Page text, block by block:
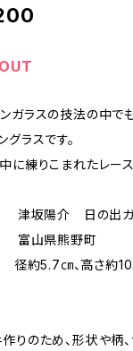
ガラスの技法の中で
グラスです。
に練りこまれたレー
津坂陽介 日の出ガ
富山県熊野町
径約5.7㎝、高さ約
りのため、形状や柄